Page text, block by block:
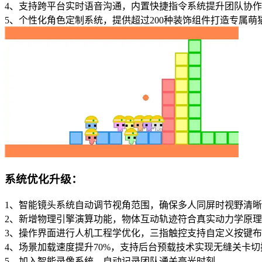
4、支持跨平台实时语音沟通，内置快捷指令系统提升团队协
5、个性化角色定制系统，提供超过200种装饰组件打造专属萌
系统优化升级：
1、智能镜头系统自动调节视角范围，确保多人同屏时视野清晰
2、新增物理引擎演算功能，物体互动轨迹符合真实动力学原理
3、操作界面进行人机工程学优化，三指触控支持自定义按键
4、场景加载速度提升70%，支持后台预载技术实现无缝关卡切